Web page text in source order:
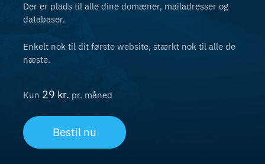
Der er plads til alle dine domæner, mailadresser og
databaser.
Enkelt nok til dit første website, stærkt nok til alle de
næste.
Kun 29 kr. pr. måned
Bestil nu